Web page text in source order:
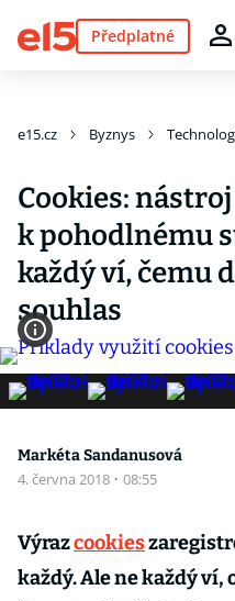
Předplatné
e15.cz Byznys
Cookies:
k pohodlnému
každý ví, čemu
souhlas
Markéta Sandanusová
4. června 2018 · 08:55
Výrazcookies
každý. Ale ne každý ví,